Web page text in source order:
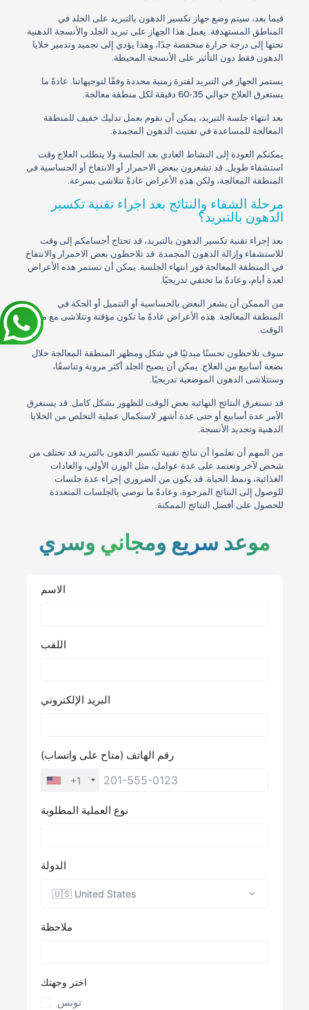
فيما بعد، سيتم وضع جهاز تكسير الدهون بالتبريد على الجلد في
المناطق المستهدفة. يعمل هذا الجهاز على تبريد الجلد والأنسجة الدهنية
تحتها إلى درجة حرارة منخفضة جدًا، وهذا يؤدي إلى تجميد وتدمير خلايا
الدهون فقط دون التأثير على الأنسجة المحيطة.
يستمر الجهاز في التبريد لفترة زمنية محددة وفقًا لتوجيهاتنا. عادةً ما
يستغرق العلاج حوالي 35-60 دقيقة لكل منطقة معالجة.
بعد انتهاء جلسة التبريد، يمكن أن نقوم بعمل تدليك خفيف للمنطقة
المعالجة للمساعدة في تفتيت الدهون المجمدة.
يمكنكم العودة إلى النشاط العادي بعد الجلسة ولا يتطلب العلاج وقت
استشفاء طويل. قد تشعرون ببعض الاحمرار أو الانتفاخ أو الحساسية في
المنطقة المعالجة، ولكن هذه الأعراض عادةً تتلاشى بسرعة.
مرحلة الشفاء والنتائج بعد اجراء تقنية تكسير
الدهون بالتبريد؟
بعد إجراء تقنية تكسير الدهون بالتبريد، قد تحتاج أجسامكم إلى وقت
للاستشفاء وإزالة الدهون المجمدة. قد تلاحظون بعض الاحمرار والانتفاخ
في المنطقة المعالجة فور انتهاء الجلسة. يمكن أن تستمر هذه الأعراض
لعدة أيام، وعادةً ما تختفي تدريجيًا.
من الممكن أن يشعر البعض بالحساسية أو التنميل أو الحكة في
المنطقة المعالجة. هذه الأعراض عادةً ما تكون مؤقتة وتتلاشى مع مرور
الوقت.
سوف تلاحظون تحسنًا مبدئيًا في شكل ومظهر المنطقة المعالجة خلال
بضعة أسابيع من العلاج. يمكن أن يصبح الجلد أكثر مرونة وتناسقًا،
وستتلاشى الدهون الموضعية تدريجيًا.
قد تستغرق النتائج النهائية بعض الوقت للظهور بشكل كامل. قد يستغرق
الأمر عدة أسابيع أو حتى عدة أشهر لاستكمال عملية التخلص من الخلايا
الدهنية وتجديد الأنسجة.
من المهم أن تعلموا أن نتائج تقنية تكسير الدهون بالتبريد قد تختلف من
شخص لآخر وتعتمد على عدة عوامل، مثل الوزن الأولي، والعادات
الغذائية، ونمط الحياة. قد يكون من الضروري إجراء عدة جلسات
للوصول إلى النتائج المرجوة، وعادةً ما نوصي بالجلسات المتعددة
للحصول على أفضل النتائج الممكنة.
موعد سريع ومجاني وسري